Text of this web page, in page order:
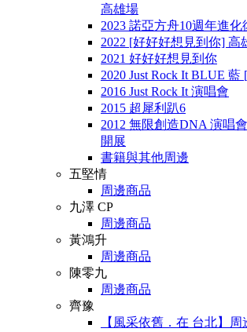
高雄場
2023 諾亞方舟10週年進化
2022 [好好好想見到你] 高
2021 好好好想見到你
2020 Just Rock It BLUE 藍
2016 Just Rock It 演唱會
2015 超犀利趴6
2012 無限創造DNA 演唱
開展
書籍與其他周邊
五堅情
周邊商品
九澤 CP
周邊商品
黃鴻升
周邊商品
陳零九
周邊商品
齊豫
【風采依舊．在 台北】周